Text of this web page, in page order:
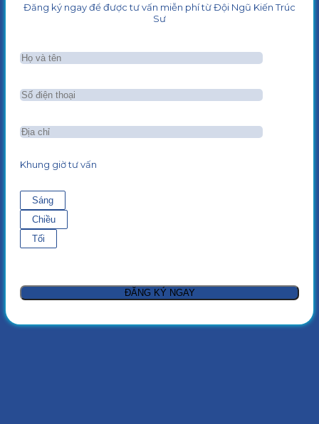
Đăng ký ngay để được tư vấn miễn phí từ Đội Ngũ Kiến Trúc
Sư
Khung giờ tư vấn
Sáng
Chiều
Tối